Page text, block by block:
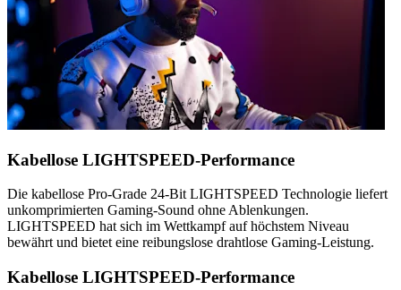
Kabellose LIGHTSPEED-Performance
Die kabellose Pro-Grade 24-Bit LIGHTSPEED Technologie liefert
unkomprimierten Gaming-Sound ohne Ablenkungen.
LIGHTSPEED hat sich im Wettkampf auf höchstem Niveau
bewährt und bietet eine reibungslose drahtlose Gaming-Leistung.
Kabellose LIGHTSPEED-Performance